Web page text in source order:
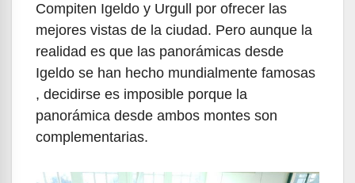
Compiten Igeldo y Urgull por ofrecer las
mejores vistas de la ciudad. Pero aunque la
realidad es que las panorámicas desde
Igeldo se han hecho mundialmente famosas
, decidirse es imposible porque la
panorámica desde ambos montes son
complementarias.